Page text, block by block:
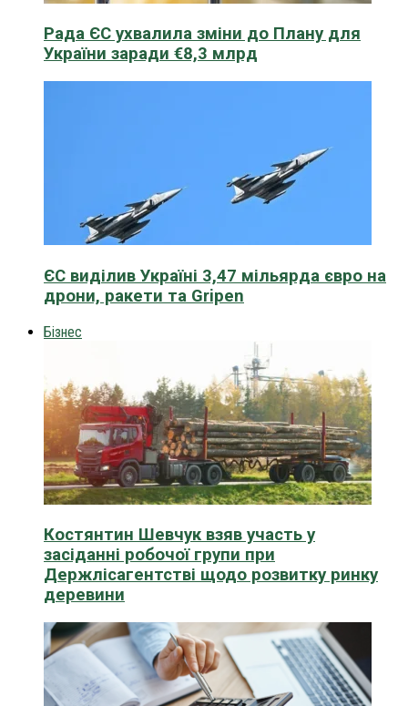
Рада ЄС ухвалила зміни до Плану для
України заради €8,3 млрд
ЄС виділив Україні 3,47 мільярда євро на
дрони, ракети та Gripen
Бізнес
Костянтин Шевчук взяв участь у
засіданні робочої групи при
Держлісагентстві щодо розвитку ринку
деревини